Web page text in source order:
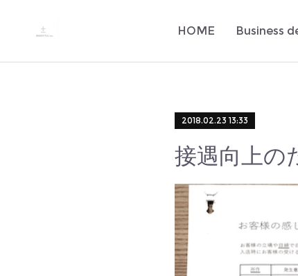
HOME Business
2018.02.23 13:33
接遇向上の